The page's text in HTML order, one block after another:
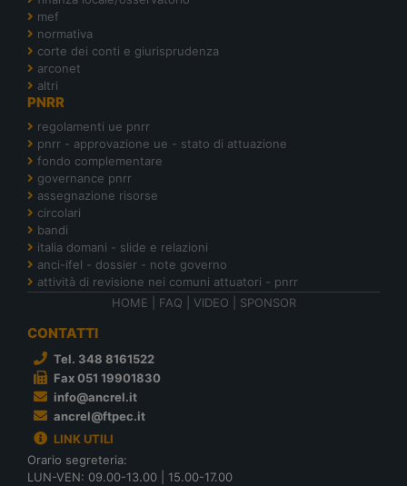
mef
normativa
corte dei conti e giurisprudenza
arconet
altri
PNRR
regolamenti ue pnrr
pnrr - approvazione ue - stato di attuazione
fondo complementare
governance pnrr
assegnazione risorse
circolari
bandi
italia domani - slide e relazioni
anci-ifel - dossier - note governo
attività di revisione nei comuni attuatori - pnrr
HOME
FAQ VIDEO SPONSOR
CONTATTI
Tel. 348 8161522
Fax 051 19901830
info@ancrel.it
ancrel@ftpec.it
LINK UTILI
Orario segreteria:
LUN-VEN: 09.00-13.00 | 15.00-17.00